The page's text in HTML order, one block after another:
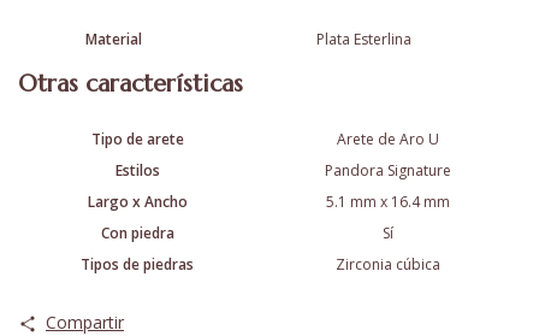
Material Plata Esterlina
Otras características
Tipo de arete
Arete de Aro U
Estilos
Pandora Signature
Largo x Ancho
5.1 mm x 16.4 mm
Con piedra
Sí
Tipos de piedras
Zirconia cúbica
Compartir